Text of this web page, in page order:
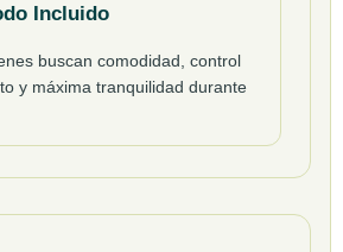
Incluido
buscan comodidad, control
y máxima tranquilidad durante